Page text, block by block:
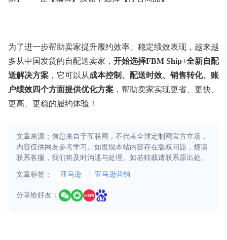
为了进一步帮助卖家提升履约效率、稳定绩效表现，越来越
多从中国发货的自配送卖家， 开始选择FBM Ship+全新自配
送解决方案 ，它可以从成本控制、配送时效、销售转化、账
户绩效四个方面提供优化方案 ，帮助卖家实现更省、更快、
更高、更稳的履约体验！
文章来源：信息来自于互联网，不代表全球定制网官方立场，
内容仅供网友参考学习。如发现本站内容存在版权问题，烦请
联系客服，我们将及时沟通与处理。如若转载请联系原出处。
文章标签： 亚马逊 亚马逊营销
分享给好友：